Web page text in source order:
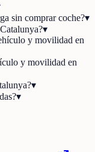
sin comprar coche?▾
▾
y movilidad en
y movilidad en
▾
▾